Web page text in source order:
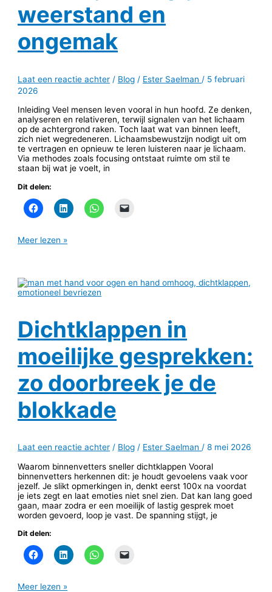
weerstand en
ongemak
Laat een reactie achter / Blog / Ester Saelman / 5 februari
2026
Inleiding Veel mensen leven vooral in hun hoofd. Ze denken,
analyseren en relativeren, terwijl signalen van het lichaam
op de achtergrond raken. Toch laat wat van binnen leeft,
zich niet wegredeneren. Lichaamsbewustzijn nodigt uit om
te vertragen en opnieuw te leren luisteren naar je lichaam.
Via methodes zoals focusing ontstaat ruimte om stil te
staan bij wat je voelt, in
Dit delen:
Meer lezen »
Dichtklappen in
moeilijke gesprekken:
zo doorbreek je de
blokkade
Laat een reactie achter / Blog / Ester Saelman /8 mei 2026
Waarom binnenvetters sneller dichtklappen Vooral
binnenvetters herkennen dit: je houdt gevoelens vaak voor
jezelf. Je slikt opmerkingen in, denkt eerst 100x na voordat
je iets zegt en laat emoties niet snel zien. Dat kan lang goed
gaan, maar zodra er een moeilijk of lastig gesprek moet
worden gevoerd, loop je vast. De spanning stijgt, je
Dit delen:
Meer lezen »